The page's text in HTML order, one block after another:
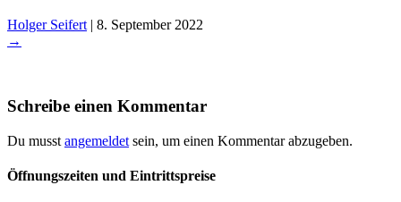
Holger Seifert
8. September 2022
→
Schreibe einen Kommentar
Du musst angemeldet sein, um einen Kommentar abzugeben.
Öffnungszeiten und Eintrittspreise